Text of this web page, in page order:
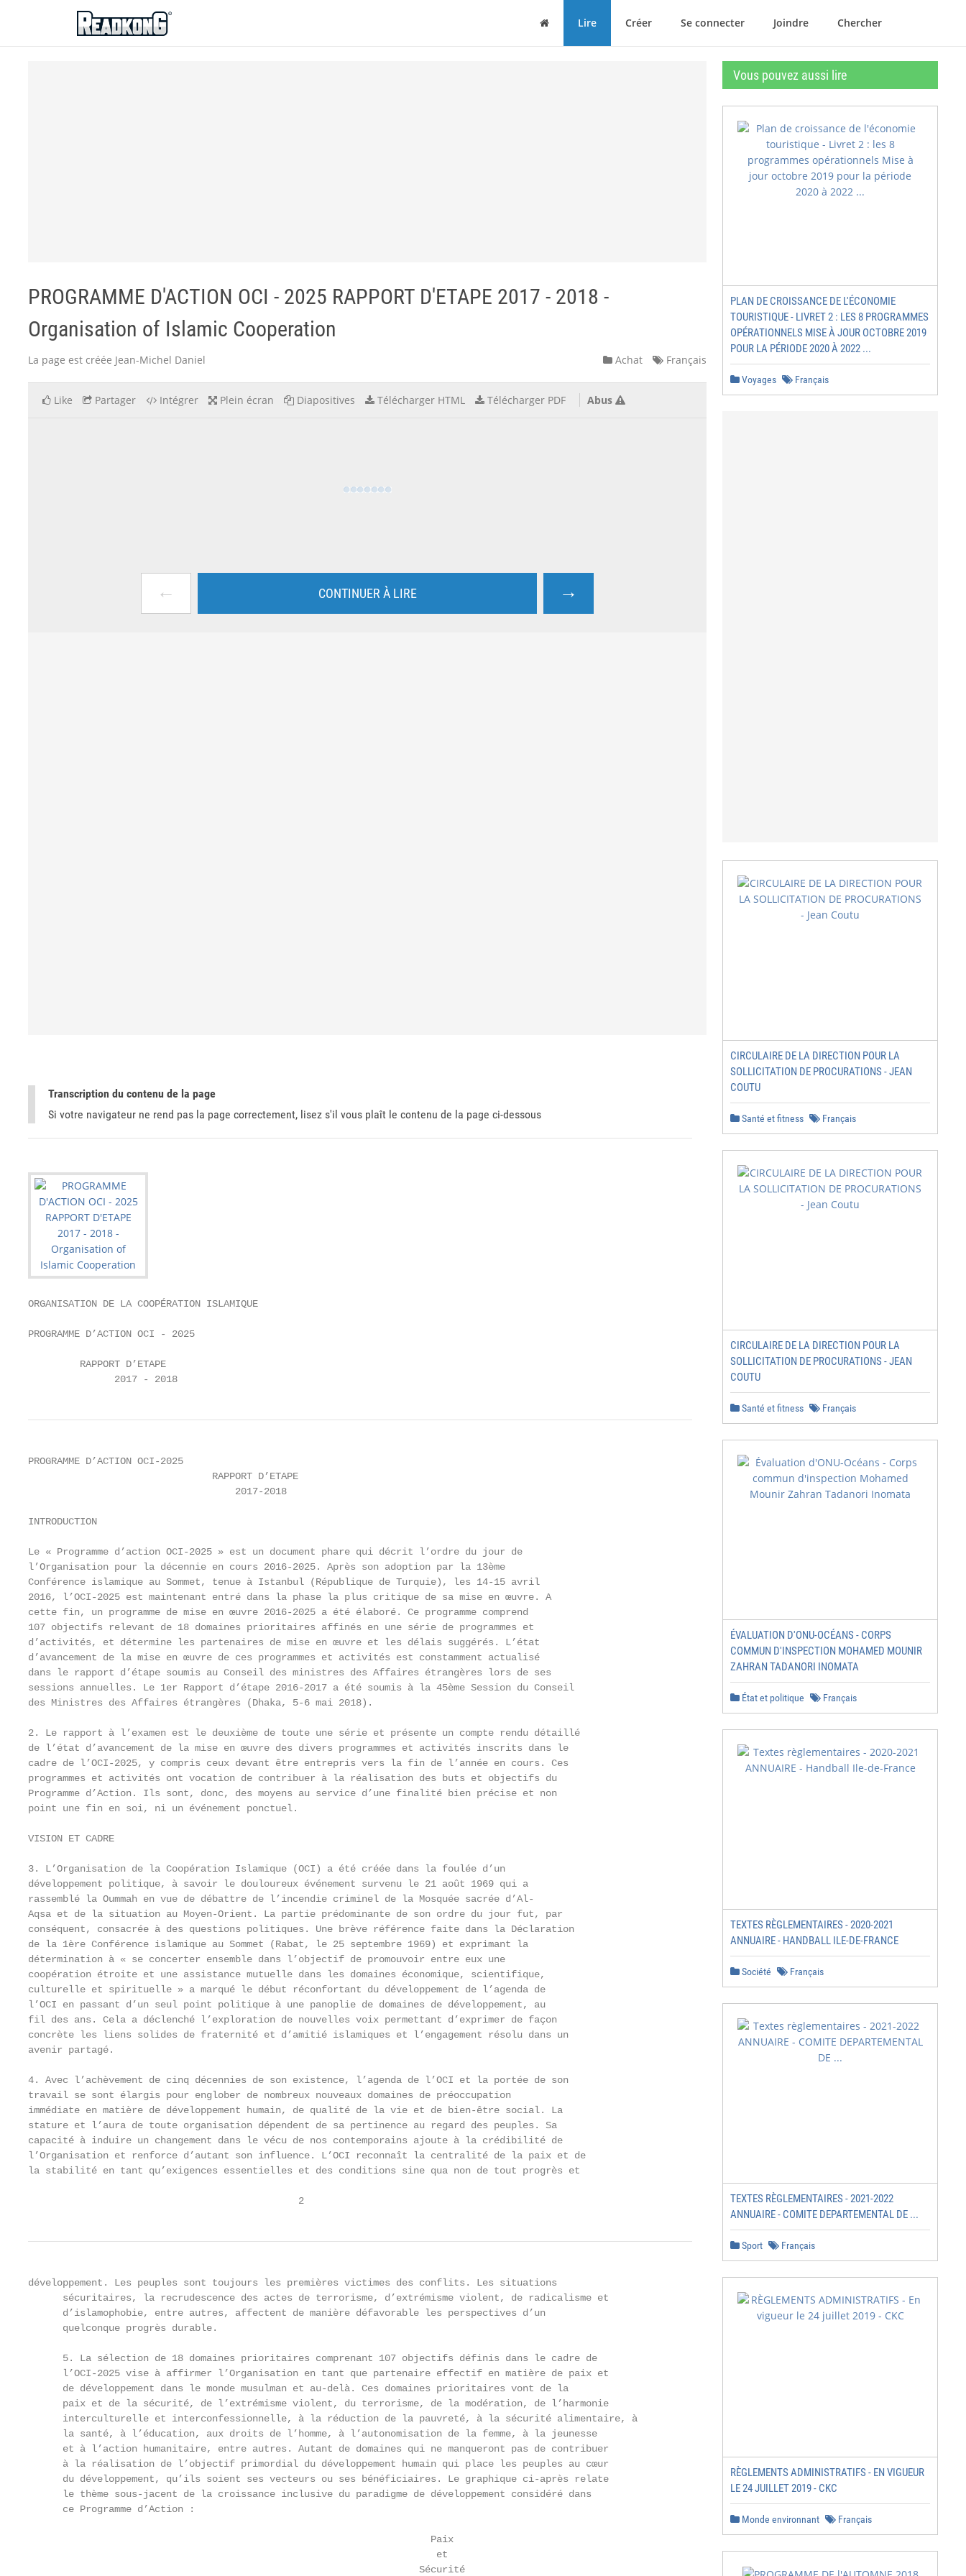
ReadkonG
MaisonLire Créer Se connecter Joindre Chercher
PROGRAMME D'ACTION OCI - 2025 RAPPORT D'ETAPE 2017 - 2018 -
Organisation of Islamic Cooperation
La page est créée Jean-Michel Daniel Achat Français
Like Partager Intégrer Plein écran Diapositives Télécharger HTML Télécharger PDF Abus
← CONTINUER À LIRE →
Transcription du contenu de la page
Si votre navigateur ne rend pas la page correctement, lisez s'il vous plaît le contenu de la page ci-dessous
ORGANISATION DE LA COOPÉRATION ISLAMIQUE
PROGRAMME D’ACTION OCI - 2025
         RAPPORT D’ETAPE
               2017 - 2018
PROGRAMME D’ACTION OCI-2025
                                RAPPORT D’ETAPE
                                    2017-2018
INTRODUCTION
Le « Programme d’action OCI-2025 » est un document phare qui décrit l’ordre du jour de
l’Organisation pour la décennie en cours 2016-2025. Après son adoption par la 13ème
Conférence islamique au Sommet, tenue à Istanbul (République de Turquie), les 14-15 avril
2016, l’OCI-2025 est maintenant entré dans la phase la plus critique de sa mise en œuvre. A
cette fin, un programme de mise en œuvre 2016-2025 a été élaboré. Ce programme comprend
107 objectifs relevant de 18 domaines prioritaires affinés en une série de programmes et
d’activités, et détermine les partenaires de mise en œuvre et les délais suggérés. L’état
d’avancement de la mise en œuvre de ces programmes et activités est constamment actualisé
dans le rapport d’étape soumis au Conseil des ministres des Affaires étrangères lors de ses
sessions annuelles. Le 1er Rapport d’étape 2016-2017 a été soumis à la 45ème Session du Conseil
des Ministres des Affaires étrangères (Dhaka, 5-6 mai 2018).
2. Le rapport à l’examen est le deuxième de toute une série et présente un compte rendu détaillé
de l’état d’avancement de la mise en œuvre des divers programmes et activités inscrits dans le
cadre de l’OCI-2025, y compris ceux devant être entrepris vers la fin de l’année en cours. Ces
programmes et activités ont vocation de contribuer à la réalisation des buts et objectifs du
Programme d’Action. Ils sont, donc, des moyens au service d’une finalité bien précise et non
point une fin en soi, ni un événement ponctuel.
VISION ET CADRE
3. L’Organisation de la Coopération Islamique (OCI) a été créée dans la foulée d’un
développement politique, à savoir le douloureux événement survenu le 21 août 1969 qui a
rassemblé la Oummah en vue de débattre de l’incendie criminel de la Mosquée sacrée d’Al-
Aqsa et de la situation au Moyen-Orient. La partie prédominante de son ordre du jour fut, par
conséquent, consacrée à des questions politiques. Une brève référence faite dans la Déclaration
de la 1ère Conférence islamique au Sommet (Rabat, le 25 septembre 1969) et exprimant la
détermination à « se concerter ensemble dans l’objectif de promouvoir entre eux une
coopération étroite et une assistance mutuelle dans les domaines économique, scientifique,
culturelle et spirituelle » a marqué le début réconfortant du développement de l’agenda de
l’OCI en passant d’un seul point politique à une panoplie de domaines de développement, au
fil des ans. Cela a déclenché l’exploration de nouvelles voix permettant d’exprimer de façon
concrète les liens solides de fraternité et d’amitié islamiques et l’engagement résolu dans un
avenir partagé.
4. Avec l’achèvement de cinq décennies de son existence, l’agenda de l’OCI et la portée de son
travail se sont élargis pour englober de nombreux nouveaux domaines de préoccupation
immédiate en matière de développement humain, de qualité de la vie et de bien-être social. La
stature et l’aura de toute organisation dépendent de sa pertinence au regard des peuples. Sa
capacité à induire un changement dans le vécu de nos contemporains ajoute à la crédibilité de
l’Organisation et renforce d’autant son influence. L’OCI reconnaît la centralité de la paix et de
la stabilité en tant qu’exigences essentielles et des conditions sine qua non de tout progrès et
                                               2
développement. Les peuples sont toujours les premières victimes des conflits. Les situations
      sécuritaires, la recrudescence des actes de terrorisme, d’extrémisme violent, de radicalisme et
      d’islamophobie, entre autres, affectent de manière défavorable les perspectives d’un
      quelconque progrès durable.
      5. La sélection de 18 domaines prioritaires comprenant 107 objectifs définis dans le cadre de
      l’OCI-2025 vise à affirmer l’Organisation en tant que partenaire effectif en matière de paix et
      de développement dans le monde musulman et au-delà. Ces domaines prioritaires vont de la
      paix et de la sécurité, de l’extrémisme violent, du terrorisme, de la modération, de l’harmonie
      interculturelle et interconfessionnelle, à la réduction de la pauvreté, à la sécurité alimentaire, à
      la santé, à l’éducation, aux droits de l’homme, à l’autonomisation de la femme, à la jeunesse
      et à l’action humanitaire, entre autres. Autant de domaines qui ne manqueront pas de contribuer
      à la réalisation de l’objectif primordial du développement humain qui place les peuples au cœur
      du développement, qu’ils soient ses vecteurs ou ses bénéficiaires. Le graphique ci-après relate
      le thème sous-jacent de la croissance inclusive du paradigme de développement considéré dans
      ce Programme d’Action :
                                                                      Paix
                                                                       et
                                                                    Sécurité
Vous pouvez aussi lire
PLAN DE CROISSANCE DE L'ÉCONOMIE
TOURISTIQUE - LIVRET 2 : LES 8 PROGRAMMES
OPÉRATIONNELS MISE À JOUR OCTOBRE 2019
POUR LA PÉRIODE 2020 À 2022 ...
Voyages Français
CIRCULAIRE DE LA DIRECTION POUR LA
SOLLICITATION DE PROCURATIONS - JEAN
COUTU
Santé et fitness Français
CIRCULAIRE DE LA DIRECTION POUR LA
SOLLICITATION DE PROCURATIONS - JEAN
COUTU
Santé et fitness Français
ÉVALUATION D'ONU-OCÉANS - CORPS
COMMUN D'INSPECTION MOHAMED MOUNIR
ZAHRAN TADANORI INOMATA
État et politique Français
TEXTES RÈGLEMENTAIRES - 2020-2021
ANNUAIRE - HANDBALL ILE-DE-FRANCE
Société Français
TEXTES RÈGLEMENTAIRES - 2021-2022
ANNUAIRE - COMITE DEPARTEMENTAL DE ...
Sport Français
RÈGLEMENTS ADMINISTRATIFS - EN VIGUEUR
LE 24 JUILLET 2019 - CKC
Monde environnant Français